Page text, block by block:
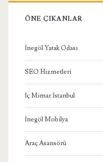
ÖNE ÇIKANLAR
İnegöl Yatak Odası
SEO Hizmetleri
İç Mimar İstanbul
İnegöl Mobilya
Araç Asansörü